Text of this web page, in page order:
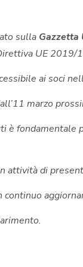
sulla Gazzetta
UE
ai soci
marzo
è
attività di
continuo